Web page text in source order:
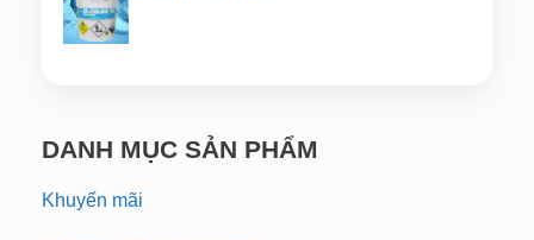
DANH MỤC SẢN PHẨM
Khuyến mãi